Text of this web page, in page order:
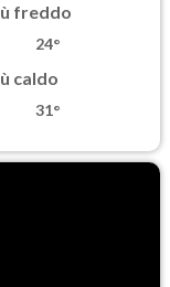
freddo
24°
caldo
31°